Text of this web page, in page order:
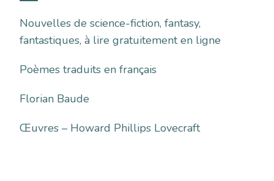
Nouvelles de science-fiction, fantasy,
fantastiques, à lire gratuitement en ligne
Poèmes traduits en français
Florian Baude
Œuvres – Howard Phillips Lovecraft